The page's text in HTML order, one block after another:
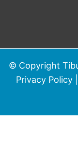
© Copyright
Privacy Policy|